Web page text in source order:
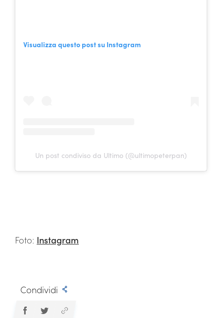
Visualizza questo post su Instagram
Un post condiviso da Ultimo (@ultimopeterpan)
Foto: Instagram
Condividi